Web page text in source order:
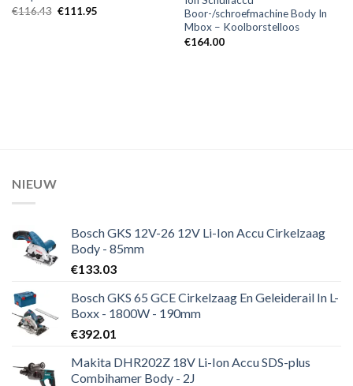
€116.43 Oorspronkelijke
€111.95Huidige
Boor-/schroefmachine Body In
Mbox – Koolborstelloos
€164.00
NIEUW
Bosch GKS 12V-26 12V Li-Ion Accu Cirkelzaag
Body - 85mm
€133.03
Bosch GKS 65 GCE Cirkelzaag En Geleiderail In L-
Boxx - 1800W - 190mm
€392.01
Makita DHR202Z 18V Li-Ion Accu SDS-plus
Combihamer Body - 2J